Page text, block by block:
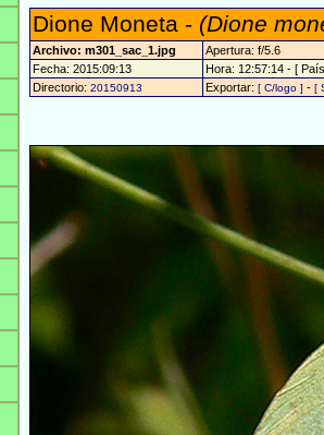
Dione Moneta - (Dione
Archivo: m301_sac_1.jpg
Apertura: f/5.6
Fecha: 2015:09:13
Hora: 12:57:14 - [
Directorio: 20150913 Exportar: [ C/logo ] - [